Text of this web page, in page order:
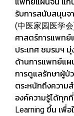
Bachelor of
chalermprakiet
รับการสนับสนุนจ
(中医家园医学
ศาสตร์การแพทย์
ประเทศ ชมรมฯ
ด้านการแพทย์แผ
การดูแลรักษาผู้ป่
ตระหนักถึงความ
องค์ความรู้ได้ทุก
Learning ขึ้น เพื่